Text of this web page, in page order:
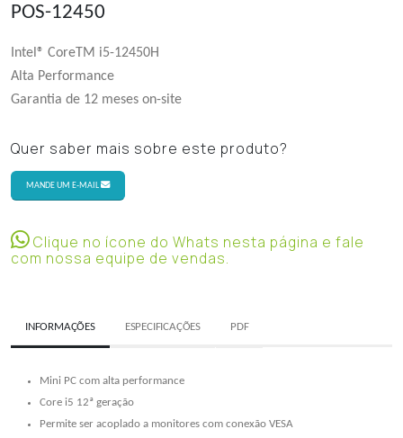
POS-12450
Intel® CoreTM i5-12450H
Alta Performance
Garantia de 12 meses on-site
Quer saber mais sobre este produto?
MANDE UM E-MAIL
Clique no ícone do Whats nesta página e fale
com nossa equipe de vendas.
INFORMAÇÕES ESPECIFICAÇÕES PDF
Mini PC com alta performance
Core i5 12ª geração
Permite ser acoplado a monitores com conexão VESA